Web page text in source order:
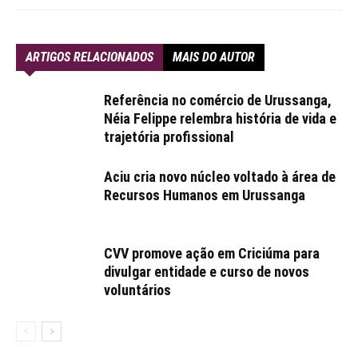
ARTIGOS RELACIONADOS MAIS DO AUTOR
Referência no comércio de Urussanga,
Néia Felippe relembra história de vida e
trajetória profissional
Aciu cria novo núcleo voltado à área de
Recursos Humanos em Urussanga
CVV promove ação em Criciúma para
divulgar entidade e curso de novos
voluntários